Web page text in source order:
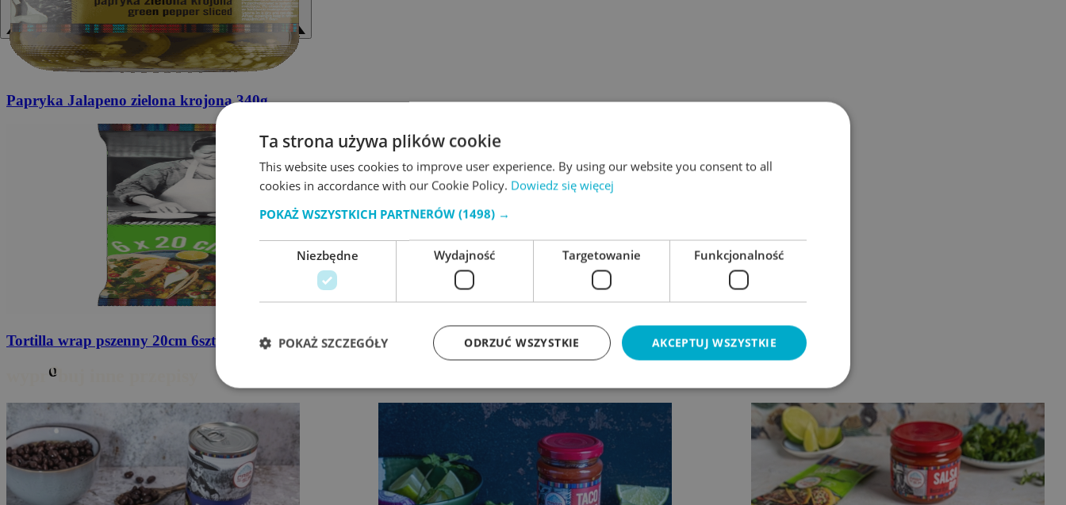
Papryka Jalapeno zielona krojona 340g
Tortilla wrap pszenny 20cm 6szt. 240g
o
Ta strona używa plików cookie
This website uses cookies to improve user experience. By using our website you consent to all
cookies in accordance with our Cookie Policy. Dowiedz się więcej
POKAŻ WSZYSTKICH PARTNERÓW (1498) →
Niezbędne Wydajność Targetowanie Funkcjonalność
AKCEPTUJ WSZYSTKIE
ODRZUĆ WSZYSTKIE
POKAŻ SZCZEGÓŁY